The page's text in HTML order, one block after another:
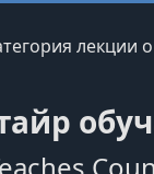
лекции